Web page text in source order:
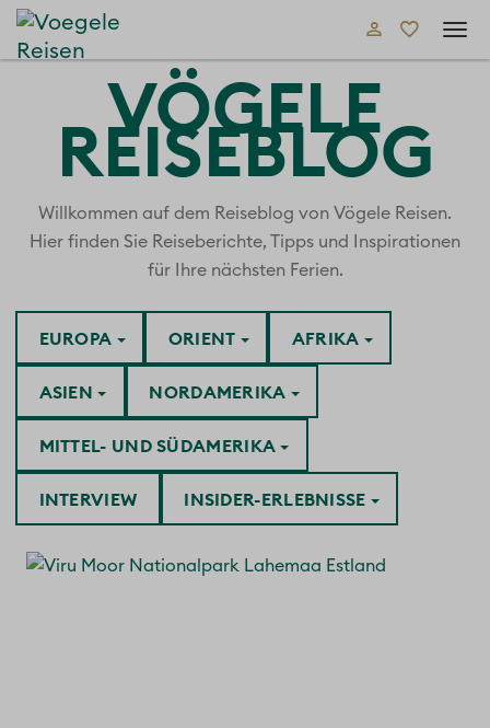
VÖGELE
REISEBLOG
Willkommen auf dem Reiseblog von Vögele Reisen.
Hier finden Sie Reiseberichte, Tipps und Inspirationen
für Ihre nächsten Ferien.
AFRIKA
ASIEN
EUROPA
INSIDER-ERLEBNISSE
INTERVIEW
MITTEL- UND SÜDAMERIKA
NORDAMERIKA
ORIENT